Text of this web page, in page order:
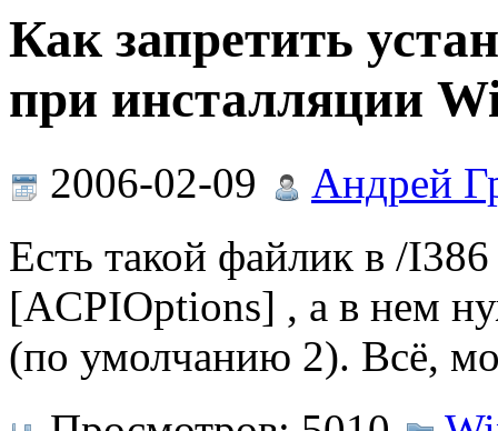
Как запретить
при инсталляции
2006-02-09
Андрей
Есть такой файлик в /
[ACPIOptions] , а в нем
(по умолчанию 2). Всё,